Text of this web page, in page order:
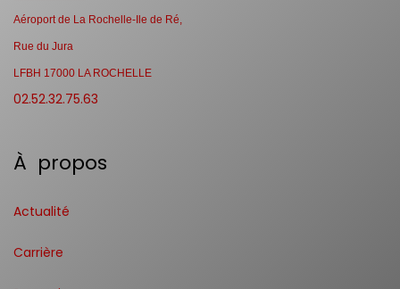
Aéroport de La Rochelle-Ile de Ré,
Rue du Jura
LFBH 17000 LA ROCHELLE
02.52.32.75.63
À propos
Actualité
Carrière